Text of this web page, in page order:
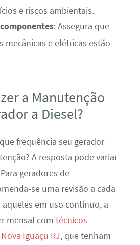
e riscos ambientais.
: Assegura que
mecânicas e elétricas estão
a Manutenção
a Diesel?
frequência seu gerador
A resposta pode variar
geradores de
se uma revisão a cada
aqueles em uso contínuo, a
mensal com técnicos
Iguaçu RJ, que tenham